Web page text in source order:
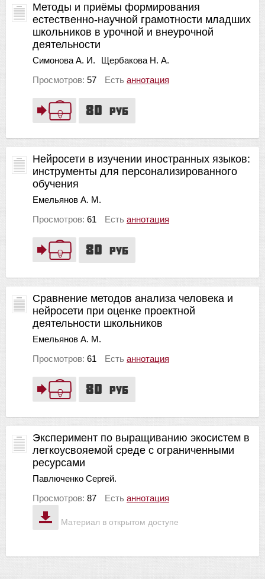
80 руб
Методы и приёмы формирования
естественно-научной грамотности младших
школьников в урочной и внеурочной
деятельности
Симонова А. И.
Щербакова Н. А.
Просмотров: 57 Есть аннотация
80 руб
Нейросети в изучении иностранных языков:
инструменты для персонализированного
обучения
Емельянов А. М.
Просмотров: 61 Есть аннотация
80 руб
Сравнение методов анализа человека и
нейросети при оценке проектной
деятельности школьников
Емельянов А. М.
Просмотров: 61 Есть аннотация
Материал в открытом доступе
Эксперимент по выращиванию экосистем в
легкоусвояемой среде с ограниченными
ресурсами
Павлюченко Сергей.
Просмотров: 87 Есть аннотация